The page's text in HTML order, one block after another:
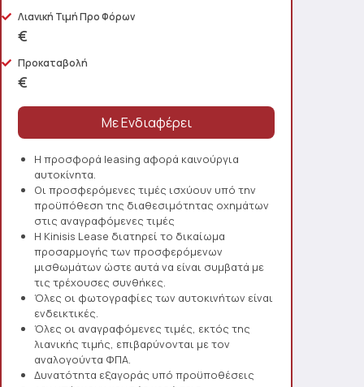
Λιανική Τιμή Προ Φόρων
€
Προκαταβολή
€
Η προσφορά leasing αφορά καινούργια
αυτοκίνητα.
Οι προσφερόμενες τιμές ισχύουν υπό την
προϋπόθεση της διαθεσιμότητας οχημάτων
στις αναγραφόμενες τιμές
Η Kinisis Lease διατηρεί το δικαίωμα
προσαρμογής των προσφερόμενων
μισθωμάτων ώστε αυτά να είναι συμβατά με
τις τρέχουσες συνθήκες.
Όλες οι φωτογραφίες των αυτοκινήτων είναι
ενδεικτικές.
Όλες οι αναγραφόμενες τιμές, εκτός της
λιανικής τιμής, επιβαρύνονται με τον
αναλογούντα ΦΠΑ.
Δυνατότητα εξαγοράς υπό προϋποθέσεις